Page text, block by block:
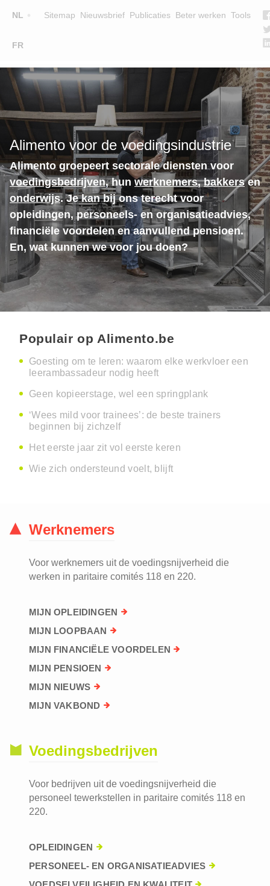
NL
FR
Sitemap Nieuwsbrief Publicaties Beter werken Tools
Main
navigation
OPLEIDINGEN
LESGEVERS
WIE ZIJN WE
TEAM
CONTACT
ZOEK EEN OPLEIDING
Alimento voor de voedingsindustrie
Alimento groepeert sectorale diensten voor
voedingsbedrijven, hunwerknemers,bakkersen
onderwijs. Je kan bij ons terecht voor
opleidingen, personeels- en organisatieadvies,
financiële voordelen en aanvullend pensioen.
En, wat kunnen we voor jou doen?
Populair op Alimento.be
Goesting om te leren: waarom elke werkvloer een
leerambassadeur nodig heeft
Geen kopieerstage, wel een springplank
‘Wees mild voor trainees’: de beste trainers
beginnen bij zichzelf
Het eerste jaar zit vol eerste keren
Wie zich ondersteund voelt, blijft
Werknemers
Voor werknemers uit de voedingsnijverheid die
werken in paritaire comités 118 en 220.
MIJN OPLEIDINGEN
MIJN LOOPBAAN
MIJN FINANCIËLE VOORDELEN
MIJN PENSIOEN
MIJN NIEUWS
MIJN VAKBOND
Voedingsbedrijven
Voor bedrijven uit de voedingsnijverheid die
personeel tewerkstellen in paritaire comités 118 en
220.
OPLEIDINGEN
PERSONEEL- EN ORGANISATIEADVIES